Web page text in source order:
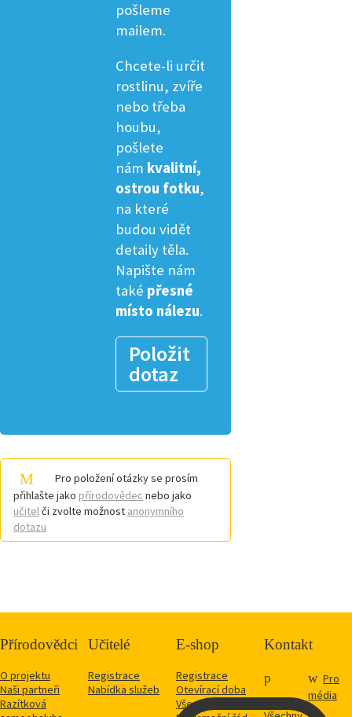
pošleme
mailem.
Chcete-li určit
rostlinu, zvíře
nebo třeba
houbu,
pošlete
nám kvalitní,
ostrou fotku,
na které
budou vidět
detaily těla.
Napište nám
také přesné
místo nálezu.
Položit
dotaz
Pro položení otázky se prosím
přihlašte jako přírodovědec nebo jako
učitelči zvolte možnost anonymního
dotazu
Přírodovědci
O projektu
Naši partneři
Razítková
Učitelé
Registrace
Nabídka služeb
E-shop
Registrace
Otevírací doba
Vše o nákupu
Kontakt
Pro
média